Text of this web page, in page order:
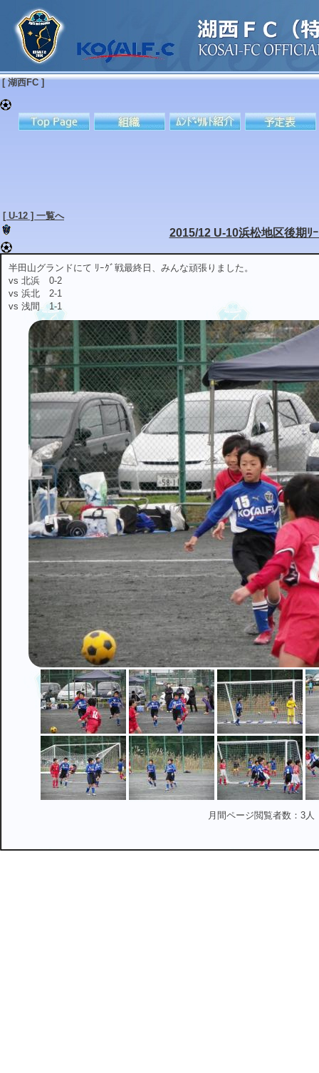
[ 湖西FC ]
[ U-12 ] 一覧へ
2015/12 U-10浜松地区後期ﾘ
半田山グランドにて ﾘｰｸﾞ戦最終日、みんな頑張りました。
vs 北浜 0-2
vs 浜北 2-1
vs 浅間 1-1
月間ページ閲覧者数：3人